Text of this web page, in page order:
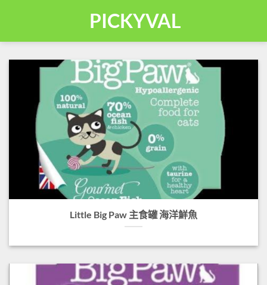
content
PICKYVAL
Little Big Paw 主食罐 海洋鮮魚